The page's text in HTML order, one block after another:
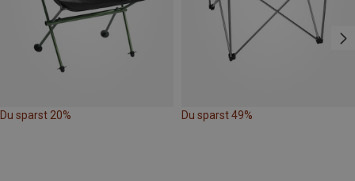
Du sparst 20% Du sparst 49%